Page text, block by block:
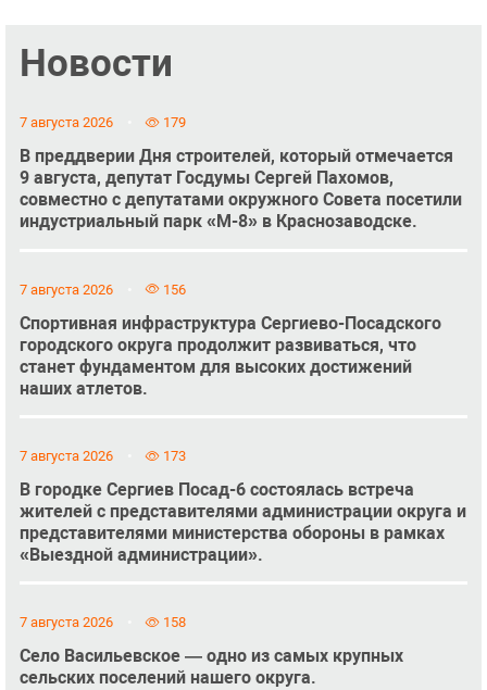
Новости
7 августа 2026 179
В преддверии Дня строителей, который отмечается
9 августа, депутат Госдумы Сергей Пахомов,
совместно с депутатами окружного Совета посетили
индустриальный парк «М-8» в Краснозаводске.
7 августа 2026 156
Спортивная инфраструктура Сергиево-Посадского
городского округа продолжит развиваться, что
станет фундаментом для высоких достижений
наших атлетов.
7 августа 2026 173
В городке Сергиев Посад-6 состоялась встреча
жителей с представителями администрации округа и
представителями министерства обороны в рамках
«Выездной администрации».
7 августа 2026 158
Село Васильевское — одно из самых крупных
сельских поселений нашего округа.